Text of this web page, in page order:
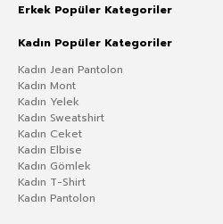
Erkek Popüler Kategoriler
Kadın Popüler Kategoriler
Kadın Jean Pantolon
Kadın Mont
Kadın Yelek
Kadın Sweatshirt
Kadın Ceket
Kadın Elbise
Kadın Gömlek
Kadın T-Shirt
Kadın Pantolon